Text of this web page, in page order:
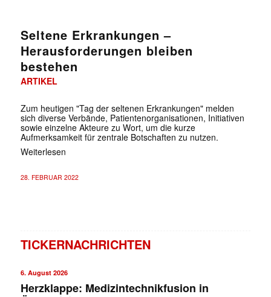
Seltene Erkrankungen –
Herausforderungen bleiben
bestehen
ARTIKEL
Zum heutigen "Tag der seltenen Erkrankungen" melden
sich diverse Verbände, Patientenorganisationen, Initiativen
sowie einzelne Akteure zu Wort, um die kurze
Aufmerksamkeit für zentrale Botschaften zu nutzen.
Weiterlesen
28. FEBRUAR 2022
TICKERNACHRICHTEN
6. August 2026
Herzklappe: Medizintechnikfusion in